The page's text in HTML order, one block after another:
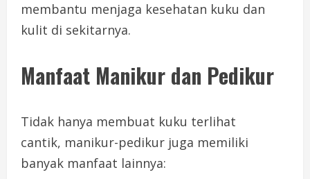
membantu menjaga kesehatan kuku dan
kulit di sekitarnya.
Manfaat Manikur dan Pedikur
Tidak hanya membuat kuku terlihat
cantik, manikur-pedikur juga memiliki
banyak manfaat lainnya: